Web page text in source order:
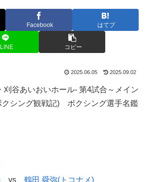
Facebook はてブ
LINE コピー
2025.06.05 2025.09.02
刈谷あいおいホール- 第4試合～メイン
クシング観戦記) ボクシング選手名鑑
vs 鶴田 舜弥(トコナメ)